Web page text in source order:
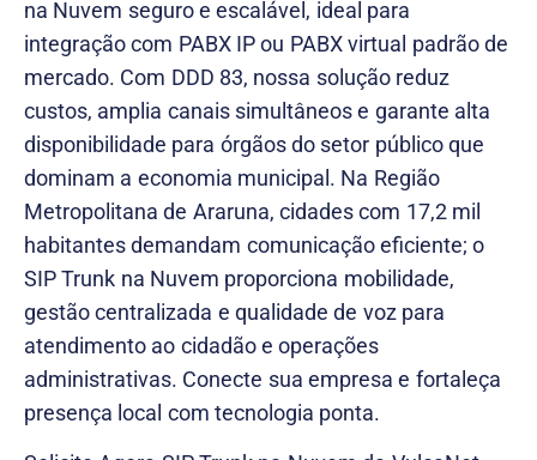
na Nuvem seguro e escalável, ideal para
integração com PABX IP ou PABX virtual padrão de
mercado. Com DDD 83, nossa solução reduz
custos, amplia canais simultâneos e garante alta
disponibilidade para órgãos do setor público que
dominam a economia municipal. Na Região
Metropolitana de Araruna, cidades com 17,2 mil
habitantes demandam comunicação eficiente; o
SIP Trunk na Nuvem proporciona mobilidade,
gestão centralizada e qualidade de voz para
atendimento ao cidadão e operações
administrativas. Conecte sua empresa e fortaleça
presença local com tecnologia ponta.